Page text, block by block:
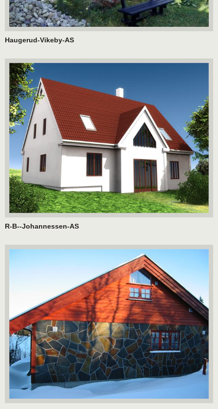
Haugerud-Vikeby-AS
R-B--Johannessen-AS